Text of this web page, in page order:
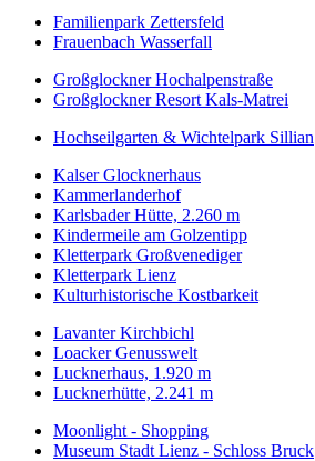
Familienpark Zettersfeld
Frauenbach Wasserfall
Großglockner Hochalpenstraße
Großglockner Resort Kals-Matrei
Hochseilgarten & Wichtelpark Sillian
Kalser Glocknerhaus
Kammerlanderhof
Karlsbader Hütte, 2.260 m
Kindermeile am Golzentipp
Kletterpark Großvenediger
Kletterpark Lienz
Kulturhistorische Kostbarkeit
Lavanter Kirchbichl
Loacker Genusswelt
Lucknerhaus, 1.920 m
Lucknerhütte, 2.241 m
Moonlight - Shopping
Museum Stadt Lienz - Schloss Bruck